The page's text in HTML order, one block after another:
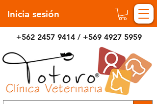
Inicia sesión
+562 2457 9414 / +569 4927 5959